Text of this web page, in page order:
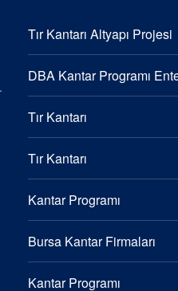
Tır Kantarı Altyapı Projesi
DBA Kantar Programı
Tır Kantarı
Tır Kantarı
Kantar Programı
Bursa Kantar Firmaları
Kantar Programı